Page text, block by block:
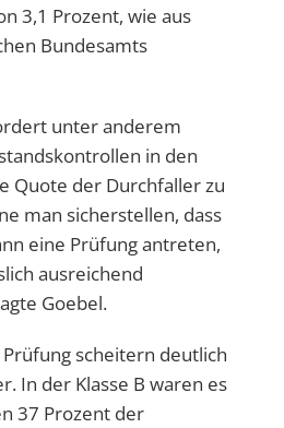
3,1 Prozent, wie aus
Bundesamts
unter anderem
in den
Quote der Durchfaller zu
man sicherstellen, dass
eine Prüfung antreten,
ausreichend
Goebel.
scheitern deutlich
In der Klasse B waren es
37 Prozent der